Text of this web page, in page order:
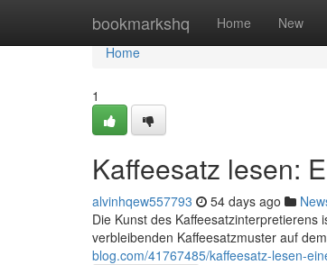
bookmarkshq Home New
Home
Home
1
Kaffeesatz lesen:
alvinhqew557793 54 days ago
Die Kunst des
verbleibenden Kaffeesatzmuster auf
blog.com/41767485/kaffeesatz-lesen-